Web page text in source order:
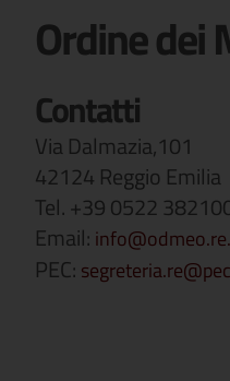
Ordine dei
Contatti
Via Dalmazia,101
42124 Reggio Emilia
Tel. +39 0522
Email:
PEC: